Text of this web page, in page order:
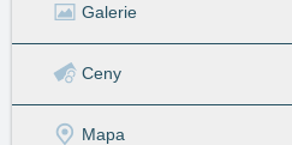
Galerie
Ceny
Mapa